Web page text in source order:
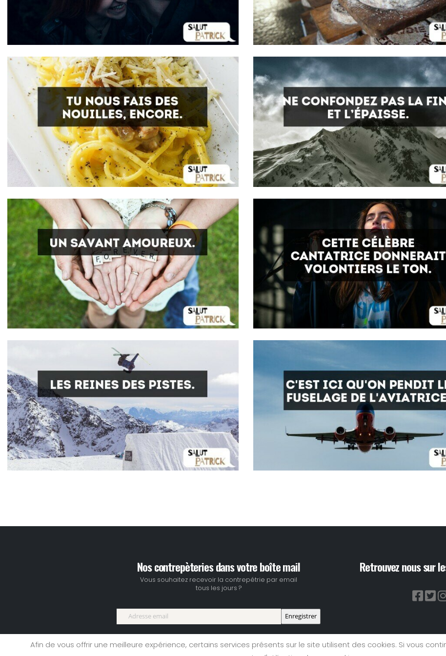
Afin de vous offrir une meilleure expérience, certains services présents sur le site utilisent des cookies. Si vous
Nos contrepèteries dans votre boîte mail
Vous souhaitez recevoir la contrepétrie par email
tous les jours ?
Retrouvez nous sur
Accueil|site rencontre|Mentions Légales|Plan du Site |Nous contacter - Copyright © 2023 Tous